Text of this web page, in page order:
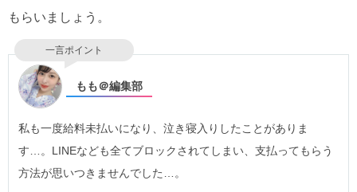
もらいましょう。
一言ポイント
もも＠編集部
私も一度給料未払いになり、泣き寝入りしたことがありま
す…。LINEなども全てブロックされてしまい、支払ってもらう
方法が思いつきませんでした…。